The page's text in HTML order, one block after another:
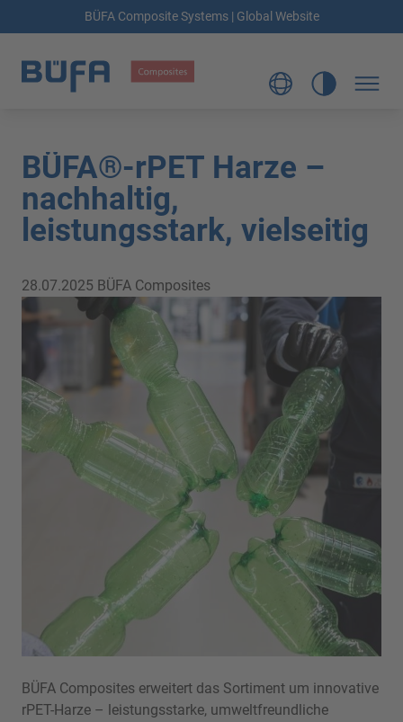
BÜFA Composite Systems | Global Website
BÜFA®-rPET Harze –
nachhaltig,
leistungsstark, vielseitig
28.07.2025 BÜFA Composites
BÜFA Composites erweitert das Sortiment um innovative
rPET-Harze – leistungsstarke, umweltfreundliche